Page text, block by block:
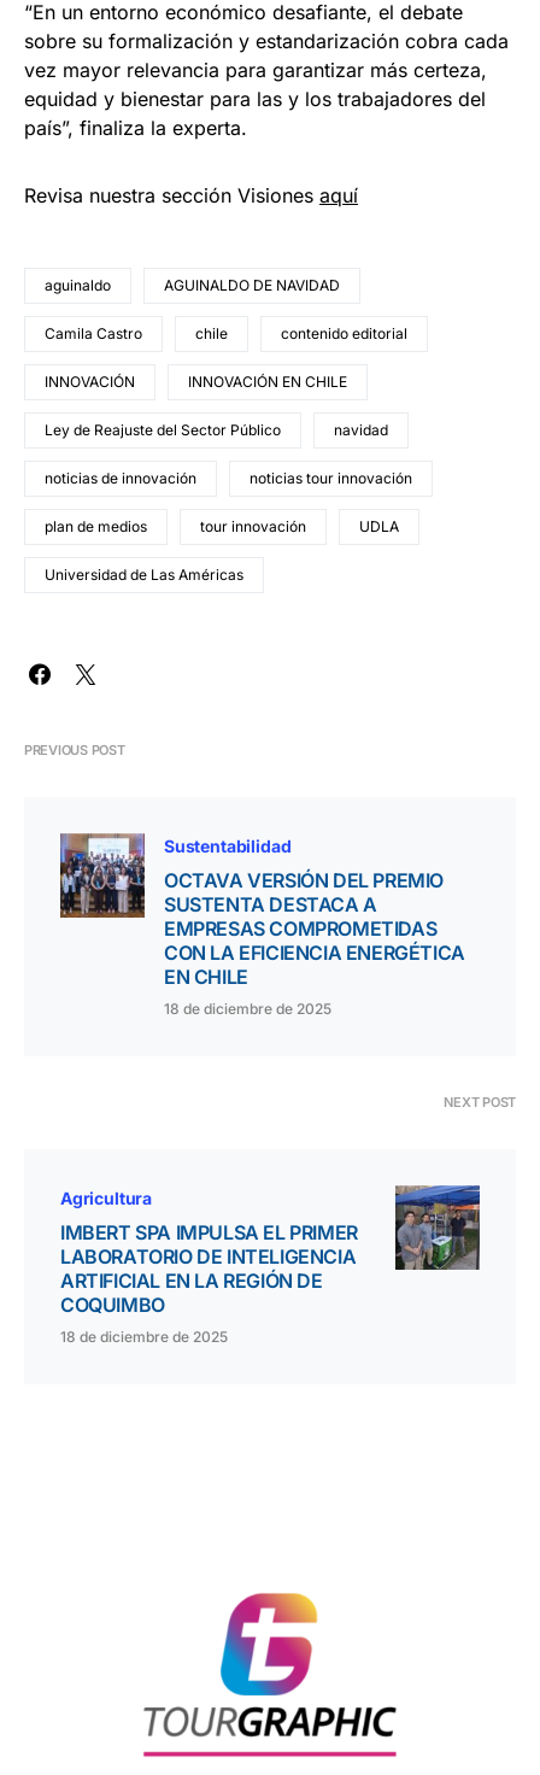
“En un entorno económico desafiante, el debate
sobre su formalización y estandarización cobra cada
vez mayor relevancia para garantizar más certeza,
equidad y bienestar para las y los trabajadores del
país”, finaliza la experta.
Revisa nuestra sección Visiones aquí
aguinaldo AGUINALDO DE NAVIDAD
Camila Castro chile contenido editorial
INNOVACIÓN INNOVACIÓN EN CHILE
Ley de Reajuste del Sector Público navidad
noticias de innovación noticias tour innovación
plan de medios tour innovación UDLA
Universidad de Las Américas
PREVIOUS POST
Sustentabilidad
OCTAVA VERSIÓN DEL PREMIO
SUSTENTA DESTACA A
EMPRESAS COMPROMETIDAS
CON LA EFICIENCIA ENERGÉTICA
EN CHILE
18 de diciembre de 2025
NEXT POST
Agricultura
IMBERT SPA IMPULSA EL PRIMER
LABORATORIO DE INTELIGENCIA
ARTIFICIAL EN LA REGIÓN DE
COQUIMBO
18 de diciembre de 2025